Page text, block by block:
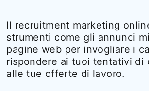
Il recruitment marketing
strumenti come gli annunci
pagine web per invogliare i
rispondere ai tuoi tentativi di
alle tue offerte di lavoro.